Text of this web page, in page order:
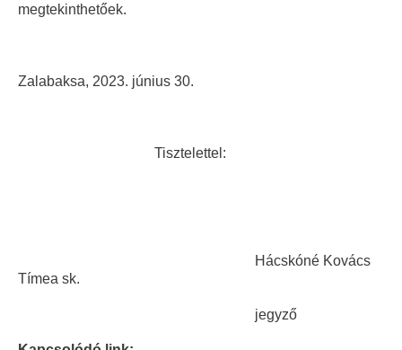
megtekinthetőek.
Zalabaksa, 2023. június 30.
Tisztelettel:
Hácskóné Kovács
Tímea sk.
jegyző